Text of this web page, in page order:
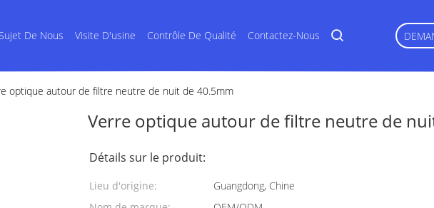
De Nous Visite D'usine Contrôle De Qualité Contactez-Nous
optique autour de filtre neutre de nuit de 40.5mm
Verre optique autour de filtre neutre de
Détails sur le produit:
Lieu d'origine:
Guangdong, Chine